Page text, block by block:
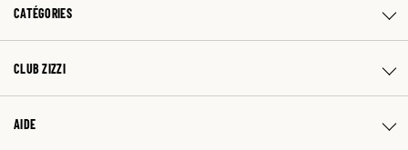
CATÉGORIES
CLUB ZIZZI
AIDE